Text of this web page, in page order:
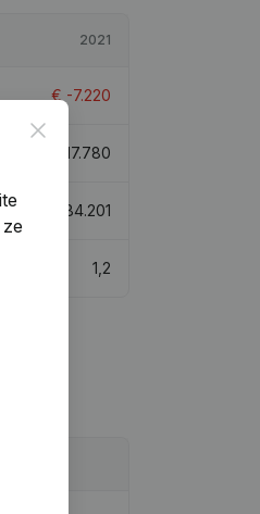
2021
€ -7.220
17.780
84.201
1,2
Close